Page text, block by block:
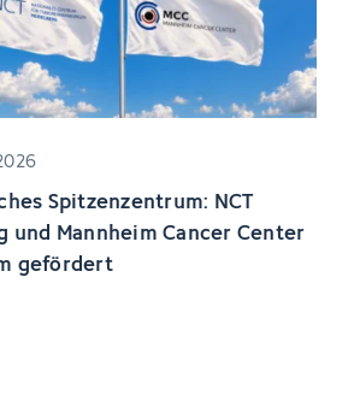
Spitzenzentrum: NCT
und Mannheim Cancer Center
gefördert